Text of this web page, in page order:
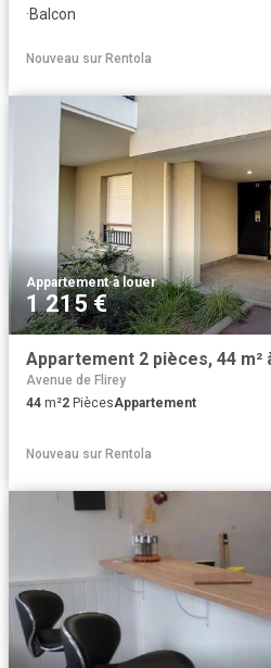
·Balcon
Nouveau sur Rentola
Appartement·à louer
1 215 €
Appartement 2 pièces, 44 m²
Avenue de Flirey
44 m²2 PiècesAppartement
Nouveau sur Rentola